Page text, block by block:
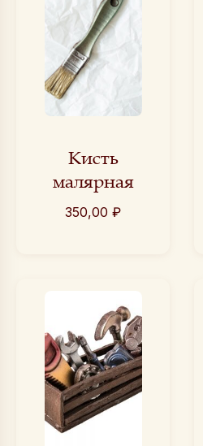
Кисть
малярная
350,00 ₽